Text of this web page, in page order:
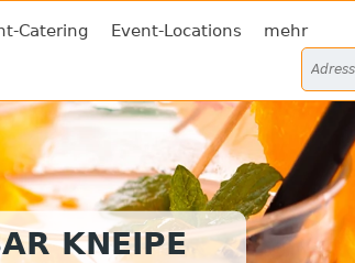
Catering Event-Locations mehr
KNEIPE